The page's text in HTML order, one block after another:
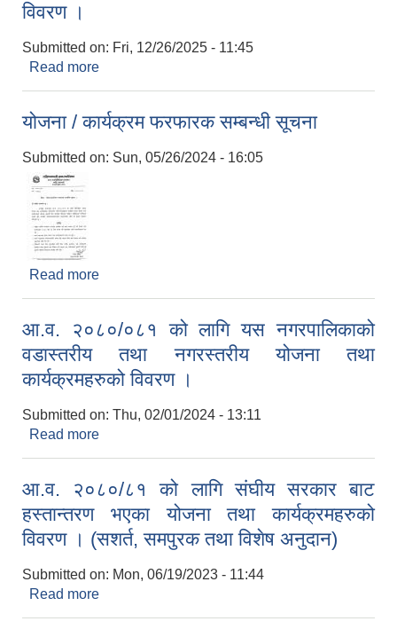
विवरण ।
Submitted on: Fri, 12/26/2025 - 11:45
Read more
योजना / कार्यक्रम फरफारक सम्बन्धी सूचना
Submitted on: Sun, 05/26/2024 - 16:05
Read more
आ.व. २०८०/०८१ को लागि यस नगरपालिकाको
वडास्तरीय तथा नगरस्तरीय योजना तथा
कार्यक्रमहरुको विवरण ।
Submitted on: Thu, 02/01/2024 - 13:11
Read more
आ.व. २०८०/८१ को लागि संघीय सरकार बाट
हस्तान्तरण भएका योजना तथा कार्यक्रमहरुको
विवरण । (सशर्त, समपुरक तथा विशेष अनुदान)
Submitted on: Mon, 06/19/2023 - 11:44
Read more